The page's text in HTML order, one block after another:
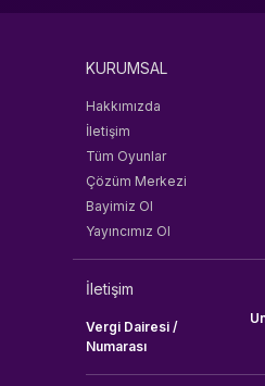
KURUMSAL
Hakkımızda
İletişim
Tüm Oyunlar
Çözüm Merkezi
Bayimiz Ol
Yayıncımız Ol
İletişim
Vergi Dairesi /
Numarası